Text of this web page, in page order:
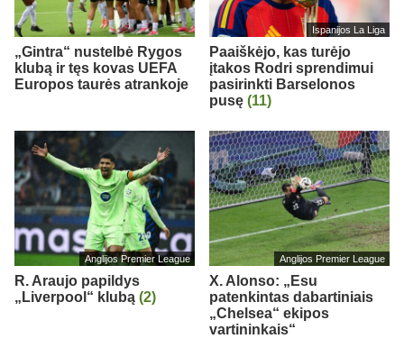
„Gintra“ nustelbė Rygos
klubą ir tęs kovas UEFA
Europos taurės atrankoje
Ispanijos La Liga
Paaiškėjo, kas turėjo
įtakos Rodri sprendimui
pasirinkti Barselonos
pusę (11)
Anglijos Premier League
R. Araujo papildys
„Liverpool“ klubą (2)
Anglijos Premier League
X. Alonso: „Esu
patenkintas dabartiniais
„Chelsea“ ekipos
vartininkais“